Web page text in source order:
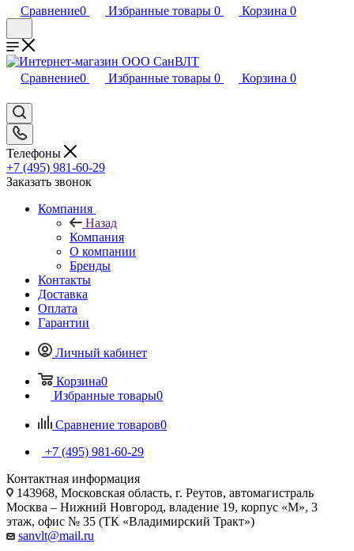
Сравнение0 Избранные товары 0 Корзина 0
Сравнение0 Избранные товары 0 Корзина 0
Телефоны
+7 (495) 981-60-29
Заказать звонок
Компания
Назад
Компания
О компании
Бренды
Контакты
Доставка
Оплата
Гарантии
Личный кабинет
Корзина0
Избранные товары0
Сравнение товаров0
+7 (495) 981-60-29
Контактная информация
143968, Московская область, г. Реутов, автомагистраль
Москва – Нижний Новгород, владение 19, корпус «М», 3
этаж, офис № 35 (ТК «Владимирский Тракт»)
sanvlt@mail.ru